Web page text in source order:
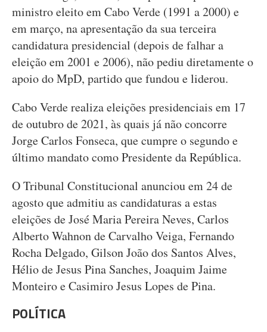
ministro eleito em Cabo Verde (1991 a 2000) e
em março, na apresentação da sua terceira
candidatura presidencial (depois de falhar a
eleição em 2001 e 2006), não pediu diretamente o
apoio do MpD, partido que fundou e liderou.
Cabo Verde realiza eleições presidenciais em 17
de outubro de 2021, às quais já não concorre
Jorge Carlos Fonseca, que cumpre o segundo e
último mandato como Presidente da República.
O Tribunal Constitucional anunciou em 24 de
agosto que admitiu as candidaturas a estas
eleições de José Maria Pereira Neves, Carlos
Alberto Wahnon de Carvalho Veiga, Fernando
Rocha Delgado, Gilson João dos Santos Alves,
Hélio de Jesus Pina Sanches, Joaquim Jaime
Monteiro e Casimiro Jesus Lopes de Pina.
POLÍTICA